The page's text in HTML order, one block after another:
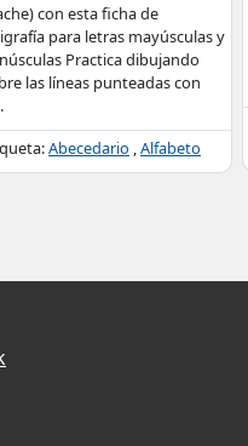
con esta ficha de
para letras mayúsculas y
Practica dibujando
las líneas punteadas con
Abecedario ,Alfabeto